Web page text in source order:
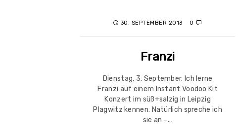
30. SEPTEMBER 2013 0
Franzi
Dienstag, 3. September. Ich lerne
Franzi auf einem Instant Voodoo Kit
Konzert im süß+salzig in Leipzig
Plagwitz kennen. Natürlich spreche ich
sie an –...